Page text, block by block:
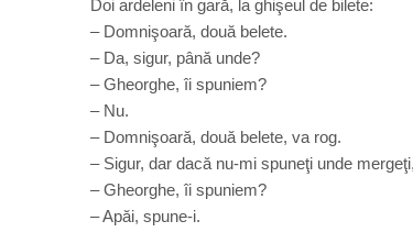
Doi ardeleni în gară, la ghişeul de bilete:
– Domnişoară, două belete.
– Da, sigur, până unde?
– Gheorghe, îi spuniem?
– Nu.
– Domnişoară, două belete, va rog.
– Sigur, dar dacă nu-mi spuneţi unde
– Gheorghe, îi spuniem?
– Apăi, spune-i.